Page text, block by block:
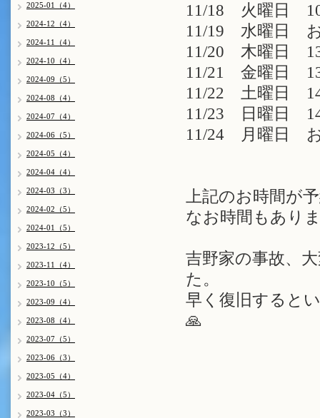
11/18 火曜日
11/19 水曜日
11/20 木曜日
11/21 金曜日
11/22 土曜日
11/23 日曜日
11/24 月曜日
上記のお時間が
なお時間もあり
吉野家の事故、
た。
早く復旧すると
🙏
2025-01（4）
2024-12（4）
2024-11（4）
2024-10（4）
2024-09（5）
2024-08（4）
2024-07（4）
2024-06（5）
2024-05（4）
2024-04（4）
2024-03（3）
2024-02（5）
2024-01（5）
2023-12（5）
2023-11（4）
2023-10（5）
2023-09（4）
2023-08（4）
2023-07（5）
2023-06（3）
2023-05（4）
2023-04（5）
2023-03（3）